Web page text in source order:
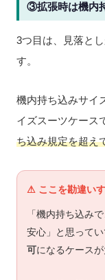
③拡張時は機内
3つ目は、見落と
す。
機内持ち込みサイ
イズスーツケース
ち込み規定を超え
⚠ ここを勘違い
「機内持ち込み
安心」と思ってい
可になるケースが